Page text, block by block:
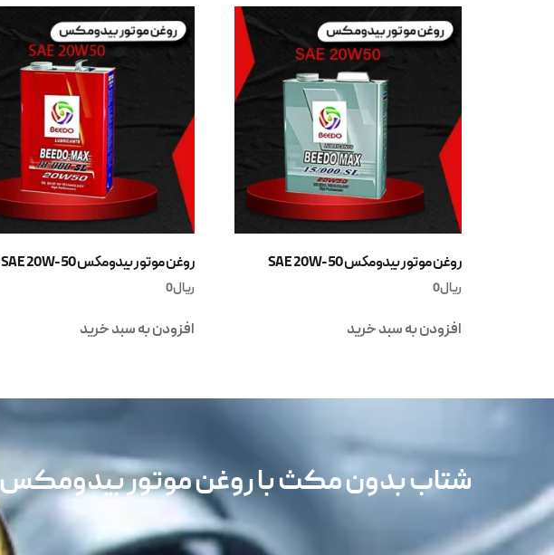
روغن موتور بیدومکس SAE 20W-50
ریال0
افزودن به سبد خرید
روغن موتور بیدومکس SAE 20W-50
ریال0
افزودن به سبد خرید
شتاب بدون مکث با روغن موتور بیدومکس